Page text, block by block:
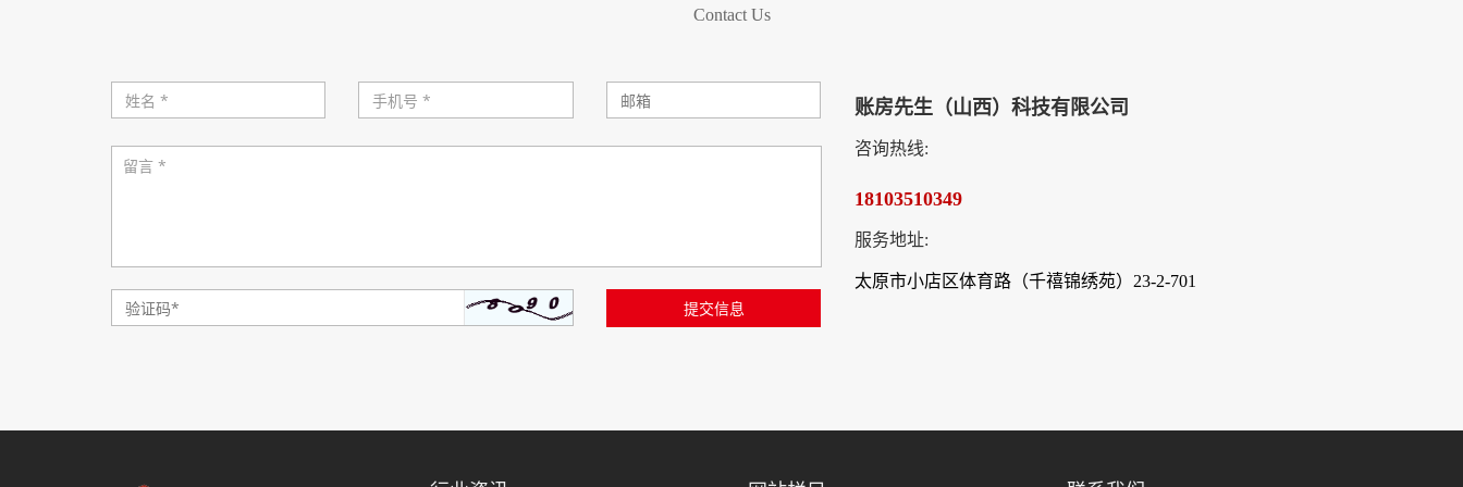
Contact Us
提交信息
账房先生（山西）科技有限公司
咨询热线:
18103510349
服务地址:
太原市小店区体育路（千禧锦绣苑）23-2-701